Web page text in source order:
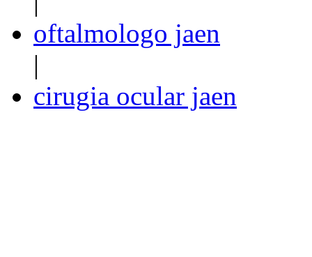
oftalmologo jaen
|
cirugia ocular jaen